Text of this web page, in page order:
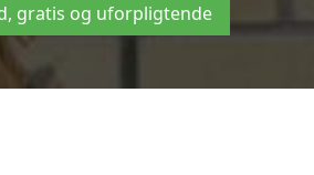
gratis og uforpligtende